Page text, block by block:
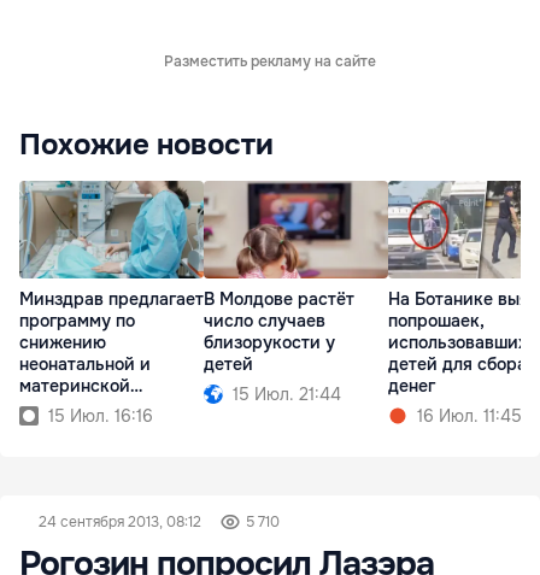
Разместить рекламу на сайте
Похожие новости
Минздрав предлагает
программу по
снижению
неонатальной и
материнской
смертности
15 Июл. 16:16
В Молдове растёт
число случаев
близорукости у
детей
15 Июл. 21:44
На Ботанике
попрошаек,
использовавших
детей для сбора
денег
16 Июл. 11:45
24 сентября 2013, 08:12 5 710
Рогозин попросил Лазэра